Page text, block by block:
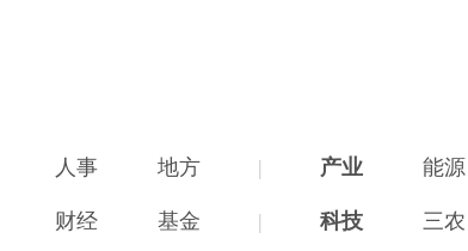
人事 地方 | 产业 能源
财经 基金 | 科技 三农